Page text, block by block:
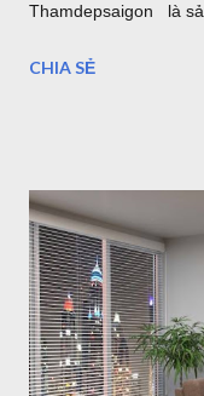
Thamdepsaigon là
hiện đại, cổ điển.
trải sàn phòng khách
đẹp TPHCM thảm trải
decor phòng ngủ
mẫu thảm trang trí,
nhất thị trường hiện
Thamdepsaigon.com
CHIA SẺ